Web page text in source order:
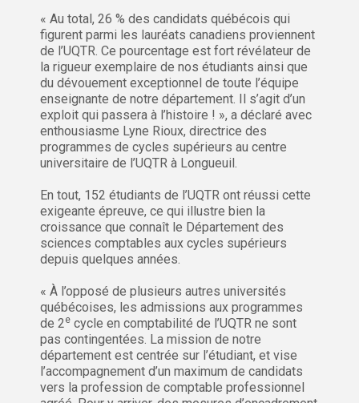
« Au total, 26 % des candidats québécois qui
figurent parmi les lauréats canadiens proviennent
de l’UQTR. Ce pourcentage est fort révélateur de
la rigueur exemplaire de nos étudiants ainsi que
du dévouement exceptionnel de toute l’équipe
enseignante de notre département. Il s’agit d’un
exploit qui passera à l’histoire ! », a déclaré avec
enthousiasme Lyne Rioux, directrice des
programmes de cycles supérieurs au centre
universitaire de l’UQTR à Longueuil.
En tout, 152 étudiants de l’UQTR ont réussi cette
exigeante épreuve, ce qui illustre bien la
croissance que connaît le Département des
sciences comptables aux cycles supérieurs
depuis quelques années.
« À l’opposé de plusieurs autres universités
québécoises, les admissions aux programmes
de 2e cycle en comptabilité de l’UQTR ne sont
pas contingentées. La mission de notre
département est centrée sur l’étudiant, et vise
l’accompagnement d’un maximum de candidats
vers la profession de comptable professionnel